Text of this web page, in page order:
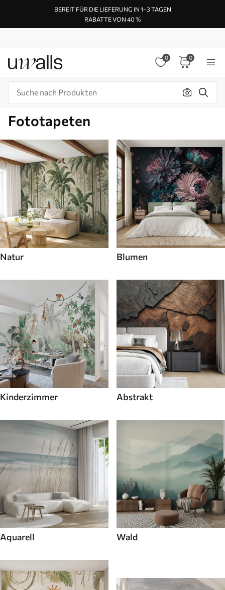
BEREIT FÜR DIE LIEFERUNG IN 1–3 TAGEN
RABATTE VON 40 %
0 0
Fototapeten
Natur Blumen
Kinderzimmer Abstrakt
Aquarell Wald